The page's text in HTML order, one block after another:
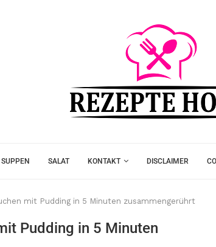
SUPPEN SALAT KONTAKT DISCLAIMER
mit Pudding in 5 Minuten zusammengerührt
Pudding in 5 Minuten